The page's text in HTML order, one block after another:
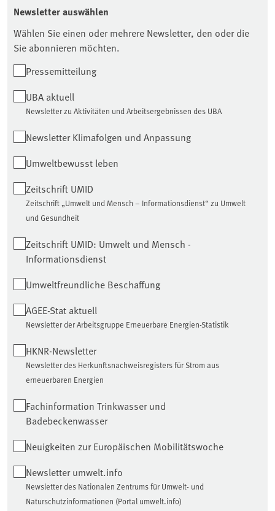
Newsletter auswählen
Wählen Sie einen oder mehrere Newsletter, den oder die
Sie abonnieren möchten.
Pressemitteilung
UBA aktuell
Newsletter zu Aktivitäten und Arbeitsergebnissen des UBA
Newsletter Klimafolgen und Anpassung
Umweltbewusst leben
Zeitschrift UMID
Zeitschrift „Umwelt und Mensch – Informationsdienst“ zu Umwelt
und Gesundheit
Zeitschrift UMID: Umwelt und Mensch -
Informationsdienst
Umweltfreundliche Beschaffung
AGEE-Stat aktuell
Newsletter der Arbeitsgruppe Erneuerbare Energien-Statistik
HKNR-Newsletter
Newsletter des Herkunftsnachweisregisters für Strom aus
erneuerbaren Energien
Fachinformation Trinkwasser und
Badebeckenwasser
Neuigkeiten zur Europäischen Mobilitätswoche
Newsletter umwelt.info
Newsletter des Nationalen Zentrums für Umwelt- und
Naturschutzinformationen (Portal umwelt.info)